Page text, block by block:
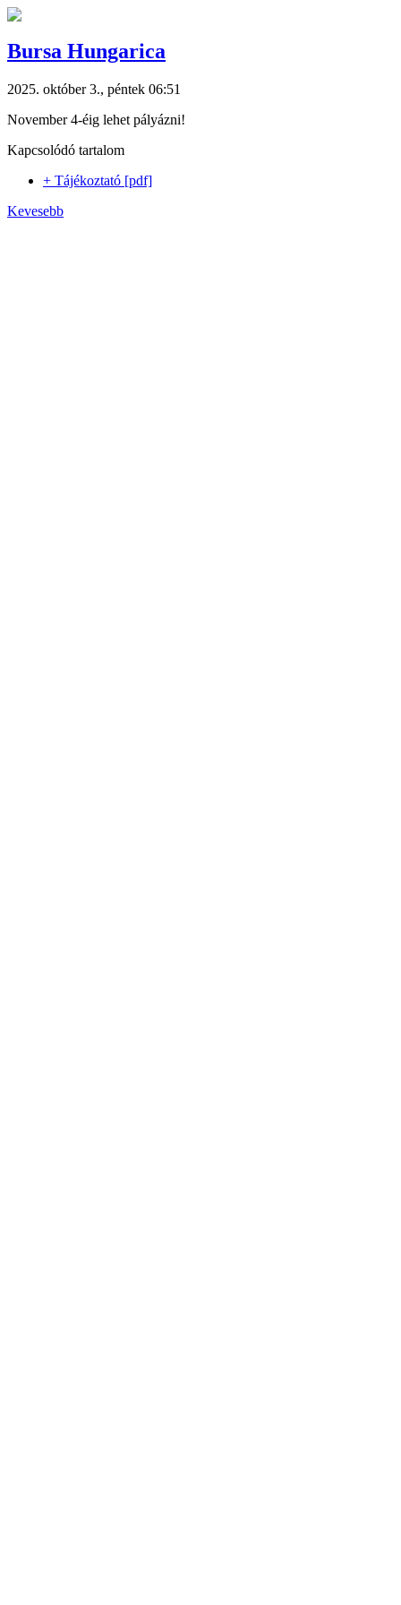
Bursa Hungarica
2025. október 3., péntek 06:51
November 4-éig lehet pályázni!
Kapcsolódó tartalom
+ Tájékoztató [pdf]
Kevesebb